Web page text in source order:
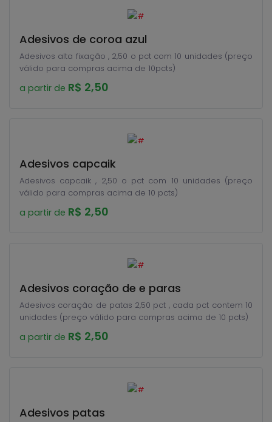
Adesivos de coroa azul
Adesivos alta fixação , 2,50 o pct com 10 unidades (preço
válido para compras acima de 10pcts)
a partir de R$ 2,50
Adesivos capcaik
Adesivos capcaik , 2,50 o pct com 10 unidades (preço
válido para compras acima de 10 pcts)
a partir de R$ 2,50
Adesivos coração de e paras
Adesivos coração de patas 2,50 pct , cada pct contem 10
unidades (preço válido para compras acima de 10 pcts)
a partir de R$ 2,50
Adesivos patas